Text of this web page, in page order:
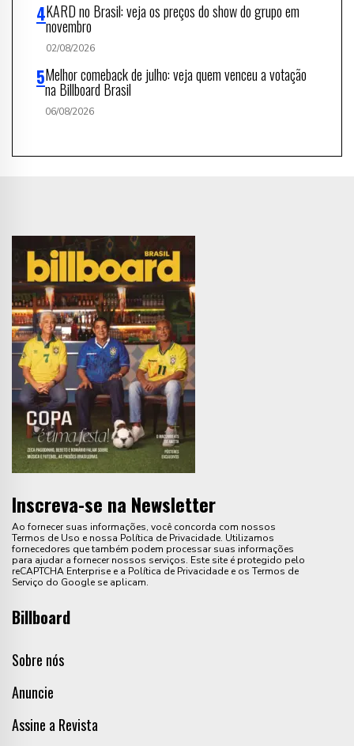
KARD no Brasil: veja os preços do show do grupo em
novembro
02/08/2026
Melhor comeback de julho: veja quem venceu a votação
na Billboard Brasil
06/08/2026
Inscreva-se na Newsletter
Ao fornecer suas informações, você concorda com nossos
Termos de Uso e nossa Política de Privacidade. Utilizamos
fornecedores que também podem processar suas informações
para ajudar a fornecer nossos serviços. Este site é protegido pelo
reCAPTCHA Enterprise e a Política de Privacidade e os Termos de
Serviço do Google se aplicam.
Billboard
Sobre nós
Anuncie
Assine a Revista